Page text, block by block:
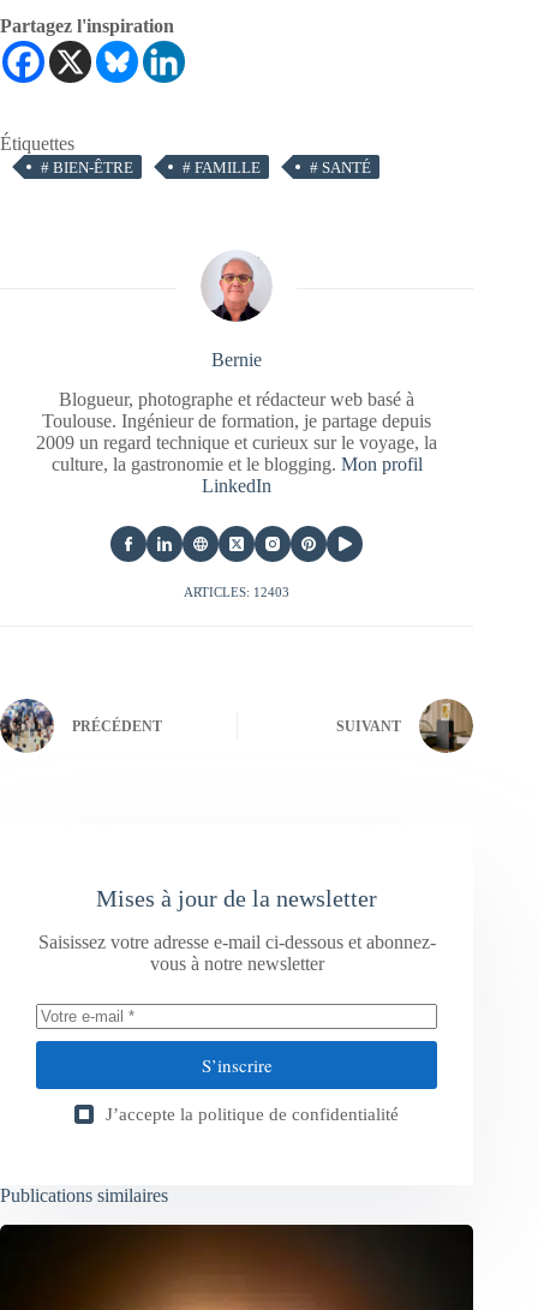
Partagez l'inspiration
Étiquettes
# BIEN-ÊTRE # FAMILLE # SANTÉ
Bernie
Blogueur, photographe et rédacteur web basé à
Toulouse. Ingénieur de formation, je partage depuis
2009 un regard technique et curieux sur le voyage, la
culture, la gastronomie et le blogging. Mon profil
LinkedIn
ARTICLES: 12403
PRÉCÉDENT SUIVANT
Mises à jour de la newsletter
Saisissez votre adresse e-mail ci-dessous et abonnez-
vous à notre newsletter
S’inscrire
J’accepte la politique de confidentialité
Publications similaires